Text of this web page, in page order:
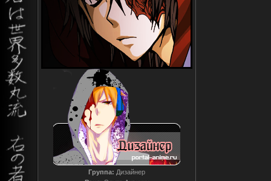
Группа: Дизайнер